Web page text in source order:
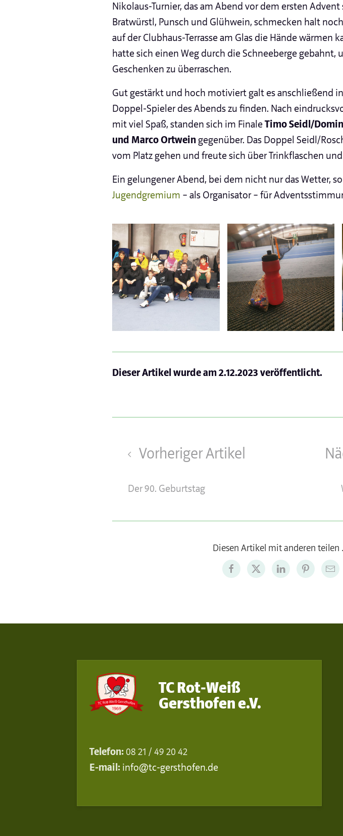
Nikolaus-Turnier, das am Abend vor dem ersten
Bratwürstl, Punsch und Glühwein, schmecken halt
auf der Clubhaus-Terrasse am Glas die Hände wärmen
hatte sich einen Weg durch die Schneeberge gebahnt,
Geschenken zu überraschen.
Gut gestärkt und hoch motiviert galt es anschließend
Doppel-Spieler des Abends zu finden. Nach
mit viel Spaß, standen sich im FinaleTimo Seidl/
und Marco Ortwein gegenüber. Das Doppel Seidl/
vom Platz gehen und freute sich über Trinkflaschen
Ein gelungener Abend, bei dem nicht nur das Wetter,
Jugendgremium – als Organisator – für
Dieser Artikel wurde am2.12.2023 veröffentlicht.
Vorheriger Artikel
Der 90. Geburtstag
Diesen Artikel mit anderen
TC Rot-Weiß
Gersthofen e.V.
Telefon: 08 21 / 49 20 42
E-mail: info@tc-gersthofen.de